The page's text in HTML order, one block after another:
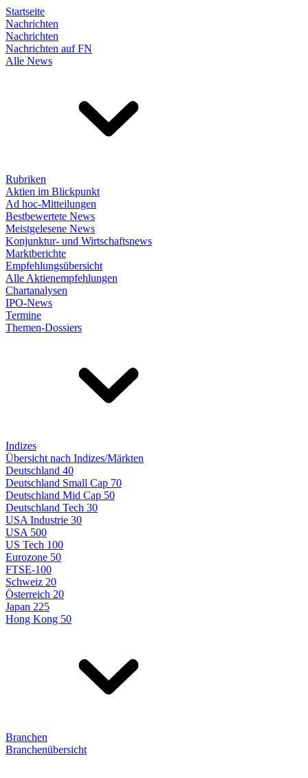
Startseite
Nachrichten
Nachrichten
Nachrichten auf FN
Alle News
Rubriken
Aktien im Blickpunkt
Ad hoc-Mitteilungen
Bestbewertete News
Meistgelesene News
Konjunktur- und Wirtschaftsnews
Marktberichte
Empfehlungsübersicht
Alle Aktienempfehlungen
Chartanalysen
IPO-News
Termine
Themen-Dossiers
Indizes
Übersicht nach Indizes/Märkten
Deutschland 40
Deutschland Small Cap 70
Deutschland Mid Cap 50
Deutschland Tech 30
USA Industrie 30
USA 500
US Tech 100
Eurozone 50
FTSE-100
Schweiz 20
Österreich 20
Japan 225
Hong Kong 50
Branchen
Branchenübersicht